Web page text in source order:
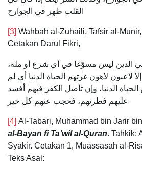
القلب ظهر في الجوارح
[3] Wahbah al-Zuhaili, Tafsir al-
Cetakan Darul Fikri,
في الدين ليس مسوّغا في أي شرع أو ملة،
لاعبون لاهون غرتهم الحياة الدنيا أي لم
الحياة الدنيا، وإن تأصل الكفر فيهم أفسد
عليهم فطرتهم، فحجب عنهم كل خير
[4] Al-Tabari, Muhammad bin Jarir
al-Bayan fi Ta’wil al-Quran. Tahkik:
Syakir. Cetakan 1, Muassasah al-
Teks Asal: